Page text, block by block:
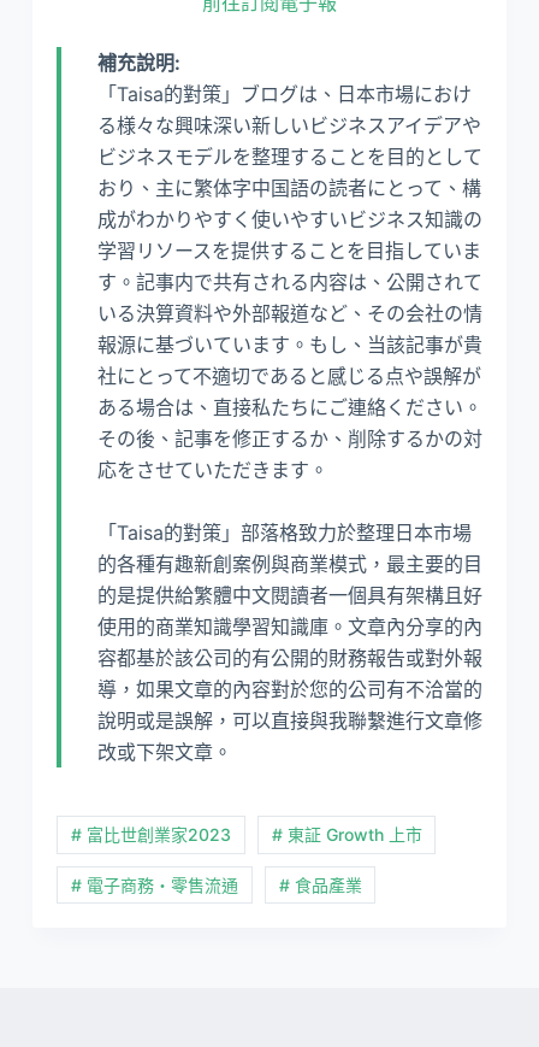
補充說明:
「Taisa的對策」ブログは、日本市場におけ
る様々な興味深い新しいビジネスアイデアや
ビジネスモデルを整理することを目的として
おり、主に繁体字中国語の読者にとって、構
成がわかりやすく使いやすいビジネス知識の
学習リソースを提供することを目指していま
す。記事内で共有される内容は、公開されて
いる決算資料や外部報道など、その会社の情
報源に基づいています。もし、当該記事が貴
社にとって不適切であると感じる点や誤解が
ある場合は、直接私たちにご連絡ください。
その後、記事を修正するか、削除するかの対
応をさせていただきます。
「Taisa的對策」部落格致力於整理日本市場
的各種有趣新創案例與商業模式，最主要的目
的是提供給繁體中文閱讀者一個具有架構且好
使用的商業知識學習知識庫。文章內分享的內
容都基於該公司的有公開的財務報告或對外報
導，如果文章的內容對於您的公司有不洽當的
說明或是誤解，可以直接與我聯繫進行文章修
改或下架文章。
# 富比世創業家2023 # 東証 Growth 上市
# 電子商務・零售流通 # 食品產業